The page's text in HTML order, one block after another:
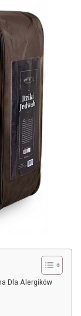
Dla Alergików